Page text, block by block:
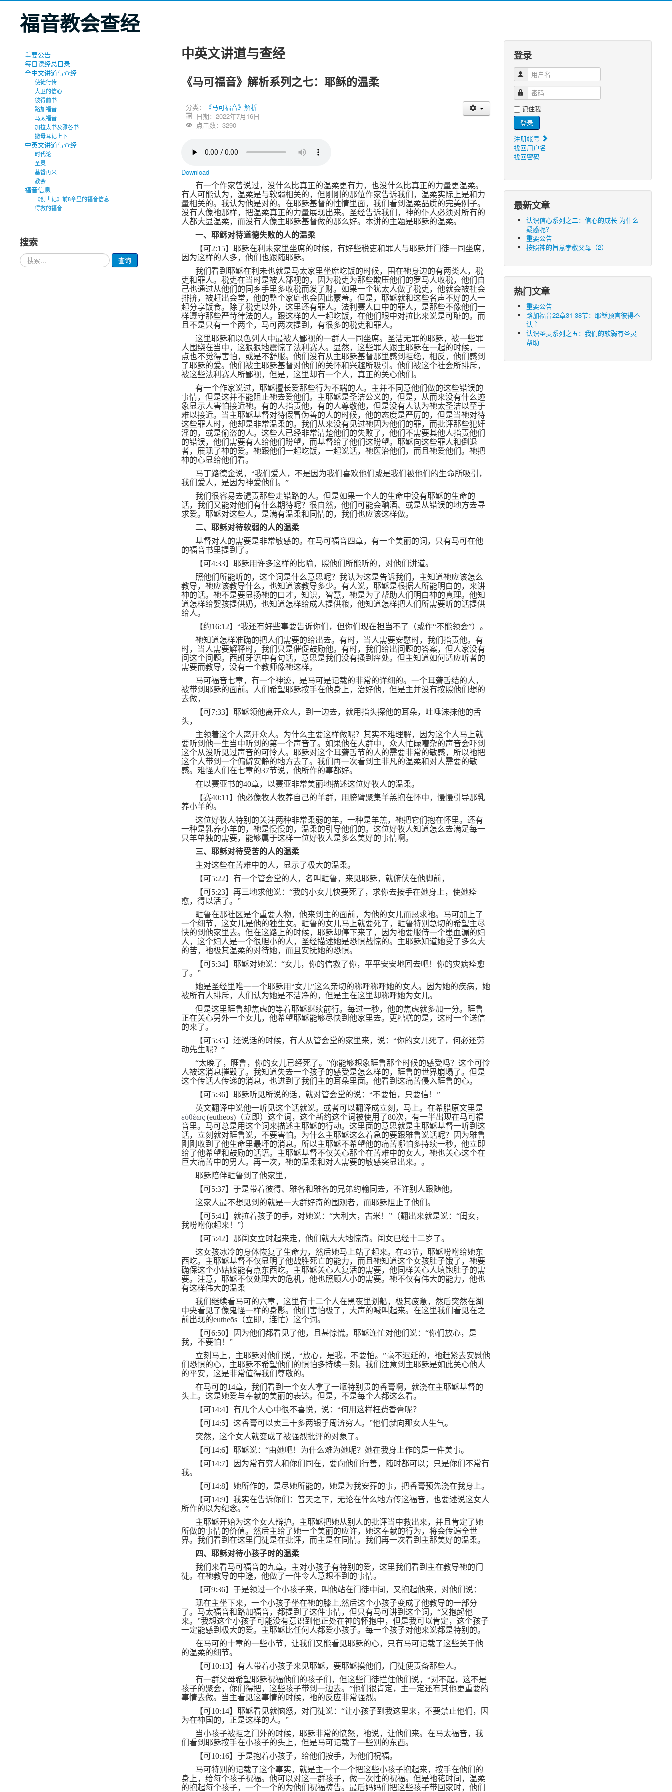
福音教会查经
重要公告
每日读经总目录
全中文讲道与查经
使徒行传
大卫的信心
彼得前书
路加福音
马太福音
加拉太书及雅各书
撒母耳记上下
中英文讲道与查经
时代论
圣灵
基督再来
教会
福音信息
《创世记》前8章里的福音信息
得救的福音
搜索
请
输
查询
中英文讲道与查经
《马可福音》解析系列之七：耶稣的温柔
分类：
《马可福音》解析
日期：2022年7月16日
点击数：3290
Download
有一个作家曾说过，没什么比真正的温柔更有力，也没什么比真正的力量更温柔。
有人可能认为，温柔是与软弱相关的，但刚刚的那位作家告诉我们，温柔实际上是和力
量相关的。我认为他是对的。在耶稣基督的性情里面，我们看到温柔品质的完美例子。
没有人像祂那样，把温柔真正的力量展现出来。圣经告诉我们，神的仆人必须对所有的
人都大显温柔，而没有人像主耶稣基督做的那么好。本讲的主题是耶稣的温柔。
一、耶稣对待道德失败的人的温柔
【可2:15】耶稣在利未家里坐席的时候，有好些税吏和罪人与耶稣并门徒一同坐席，
因为这样的人多，他们也跟随耶稣。
我们看到耶稣在利未也就是马太家里坐席吃饭的时候，围在祂身边的有两类人，税
吏和罪人。税吏在当时是被人鄙视的，因为税吏为那些欺压他们的罗马人收税，他们自
己也通过从他们的同乡手里多收税而发了财。如果一个犹太人做了税吏，他就会被社会
排挤，被赶出会堂，他的整个家庭也会因此蒙羞。但是，耶稣就和这些名声不好的人一
起分享饭食。除了税吏以外，这里还有罪人。法利赛人口中的罪人，是那些不像他们一
样遵守那些严苛律法的人。跟这样的人一起吃饭，在他们眼中对拉比来说是可耻的。而
且不是只有一个两个，马可两次提到，有很多的税吏和罪人。
这里耶稣和以色列人中最被人鄙视的一群人一同坐席。圣洁无罪的耶稣，被一些罪
人围绕在当中，这狠狠地震惊了法利赛人。显然，这些罪人跟主耶稣在一起的时候，一
点也不觉得害怕，或是不舒服。他们没有从主耶稣基督那里感到拒绝，相反，他们感到
了耶稣的爱。他们被主耶稣基督对他们的关怀和兴趣所吸引。他们被这个社会所排斥，
被这些法利赛人所鄙视，但是，这里却有一个人，真正的关心他们。
有一个作家说过，耶稣擅长爱那些行为不端的人。主并不同意他们做的这些错误的
事情，但是这并不能阻止祂去爱他们。主耶稣是圣洁公义的，但是，从而来没有什么迹
象显示人害怕接近祂。有的人指责他，有的人尊敬他，但是没有人认为祂太圣洁以至于
难以接近。当主耶稣基督对待假冒伪善的人的时候，他的态度是严厉的，但是当祂对待
这些罪人时，他却是非常温柔的。我们从来没有见过祂因为他们的罪，而批评那些犯奸
淫的，或是偷盗的人。这些人已经非常清楚他们的失败了，他们不需要其他人指责他们
的错误，他们需要有人给他们盼望，而基督给了他们这盼望。耶稣向这些罪人和倒退
者，展现了神的爱。祂跟他们一起吃饭，一起说话，祂医治他们，而且祂爱他们。祂把
神的心显给他们看。
马丁路德金说，“我们爱人，不是因为我们喜欢他们或是我们被他们的生命所吸引，
我们爱人，是因为神爱他们。”
我们很容易去谴责那些走错路的人。但是如果一个人的生命中没有耶稣的生命的
话，我们又能对他们有什么期待呢？很自然，他们可能会酗酒、或是从错误的地方去寻
求爱。耶稣对这些人，是满有温柔和同情的，我们也应该这样做。
二、耶稣对待软弱的人的温柔
基督对人的需要是非常敏感的。在马可福音四章，有一个美丽的词，只有马可在他
的福音书里提到了。
【可4:33】耶稣用许多这样的比喻，照他们所能听的，对他们讲道。
照他们所能听的，这个词是什么意思呢？我认为这是告诉我们，主知道祂应该怎么
教导，祂应该教导什么，也知道该教导多少。有人说，耶稣是根据人所能明白的，来讲
神的话。祂不是要显扬祂的口才，知识，智慧，祂是为了帮助人们明白神的真理。他知
道怎样给婴孩提供奶，也知道怎样给成人提供粮，他知道怎样把人们所需要听的话提供
给人。
【约16:12】“我还有好些事要告诉你们，但你们现在担当不了（或作“不能领会”）。
祂知道怎样准确的把人们需要的给出去。有时，当人需要安慰时，我们指责他。有
时，当人需要解释时，我们只是催促鼓励他。有时，我们给出问题的答案，但人家没有
问这个问题。西班牙语中有句话，意思是我们没有搔到痒处。但主知道如何适应听者的
需要而教导，没有一个教师像祂这样。
马可福音七章，有一个神迹，是马可是记载的非常的详细的。一个耳聋舌结的人，
被带到耶稣的面前。人们希望耶稣按手在他身上，治好他，但是主并没有按照他们想的
去做，
【可7:33】耶稣领他离开众人，到一边去，就用指头探他的耳朵，吐唾沫抹他的舌
头，
主领着这个人离开众人。为什么主要这样做呢？其实不难理解，因为这个人马上就
要听到他一生当中听到的第一个声音了。如果他在人群中，众人忙碌嘈杂的声音会吓到
这个从没听见过声音的可怜人。耶稣对这个耳聋舌节的人的需要非常的敏感，所以祂把
这个人带到一个偏僻安静的地方去了。我们再一次看到主非凡的温柔和对人需要的敏
感。难怪人们在七章的37节说，他所作的事都好。
在以赛亚书的40章，以赛亚非常美丽地描述这位好牧人的温柔。
【赛40:11 】他必像牧人牧养自己的羊群，用膀臂聚集羊羔抱在怀中，慢慢引导那乳
养小羊的。
这位好牧人特别的关注两种非常柔弱的羊。一种是羊羔，祂把它们抱在怀里。还有
一种是乳养小羊的，祂是慢慢的，温柔的引导他们的。这位好牧人知道怎么去满足每一
只羊单独的需要，能够属于这样一位好牧人是多么美好的事情啊。
三、耶稣对待受苦的人的温柔
主对这些在苦难中的人，显示了极大的温柔。
【可5:22】有一个管会堂的人，名叫睚鲁，来见耶稣，就俯伏在他脚前，
【可5:23】再三地求他说：“我的小女儿快要死了，求你去按手在她身上，使她痊
愈，得以活了。”
睚鲁在那社区是个重要人物，他来到主的面前，为他的女儿而恳求祂。马可加上了
一个细节，这女儿是他的独生女。睚鲁的女儿马上就要死了，睚鲁特别急切的希望主尽
快的到他家里去。但在这路上的时候，耶稣却停下来了，因为祂要服侍一个患血漏的妇
人，这个妇人是一个很胆小的人，圣经描述她是恐惧战惊的。主耶稣知道她受了多么大
的苦，祂极其温柔的对待她，而且安抚她的恐惧。
【可5:34】耶稣对她说：“女儿，你的信救了你，平平安安地回去吧！你的灾病痊愈
了。”
她是圣经里唯一一个耶稣用“女儿”这么亲切的称呼称呼她的女人。因为她的疾病，她
被所有人排斥，人们认为她是不洁净的，但是主在这里却称呼她为女儿。
但是这里睚鲁却焦虑的等着耶稣继续前行。每过一秒，他的焦虑就多加一分。睚鲁
正在关心另外一个女儿，他希望耶稣能够尽快到他家里去。更糟糕的是，这时一个送信
的来了。
【可5:35】还说话的时候，有人从管会堂的家里来，说：“你的女儿死了，何必还劳
动先生呢？”
“太晚了，睚鲁，你的女儿已经死了。”你能够想象睚鲁那个时候的感受吗？这个可怜
人被这消息摧毁了。我知道失去一个孩子的感受是怎么样的，睚鲁的世界崩塌了。但是
这个传话人传递的消息，也进到了我们主的耳朵里面。他看到这痛苦侵入睚鲁的心。
【可5:36】耶稣听见所说的话，就对管会堂的说：“不要怕，只要信！”
英文翻译中说他一听见这个话就说。或者可以翻译成立刻，马上。在希腊原文里是
εὐθέως(eutheōs)（立即）这个词，这个新约这个词被使用了80次，有一半出现在马可福
音里。马可总是用这个词来描述主耶稣的行动。这里面的意思就是主耶稣基督一听到这
话，立刻就对睚鲁说，不要害怕。为什么主耶稣这么着急的要跟雅鲁说话呢？因为雅鲁
刚刚收到了他生命里最坏的消息。所以主耶稣不希望他的痛苦哪怕多持续一秒，他立即
给了他希望和鼓励的话语。主耶稣基督不仅关心那个在苦难中的女人，祂也关心这个在
巨大痛苦中的男人。再一次，祂的温柔和对人需要的敏感突显出来。。
耶稣陪伴睚鲁到了他家里，
【可5:37】于是带着彼得、雅各和雅各的兄弟约翰同去，不许别人跟随他。
这家人最不想见到的就是一大群好奇的围观者，而耶稣阻止了他们。
【可5:41 】就拉着孩子的手，对她说：“大利大，古米！”（翻出来就是说：“闺女，
我吩咐你起来！”）
【可5:42】那闺女立时起来走，他们就大大地惊奇。闺女已经十二岁了。
这女孩冰冷的身体恢复了生命力，然后她马上站了起来。在43节，耶稣吩咐给她东
西吃。主耶稣基督不仅显明了他战胜死亡的能力，而且祂知道这个女孩肚子饿了，祂要
确保这个小姑娘能有点东西吃。主耶稣关心人复活的需要，他同样关心人填饱肚子的需
要。注意，耶稣不仅处理大的危机，他也照顾人小的需要。祂不仅有伟大的能力，他也
有这样伟大的温柔
我们继续看马可的六章，这里有十二个人在黑夜里划船，极其疲惫，然后突然在湖
中央看见了像鬼怪一样的身影。他们害怕极了，大声的喊叫起来。在这里我们看见在之
前出现的eutheōs（立即，连忙）这个词。
【可6:50】因为他们都看见了他，且甚惊慌。耶稣连忙对他们说：“你们放心，是
我，不要怕！”
立刻马上，主耶稣对他们说，“放心，是我，不要怕。”毫不迟延的，祂赶紧去安慰他
们恐惧的心，主耶稣不希望他们的惧怕多持续一刻。我们注意到主耶稣是如此关心他人
的平安，这是非常值得我们尊敬的。
在马可的14章，我们看到一个女人拿了一瓶特别贵的香膏啊，就浇在主耶稣基督的
头上。这是她爱与奉献的美丽的表达。但是，不是每个人都这么看。
【可14:4】有几个人心中很不喜悦，说：“何用这样枉费香膏呢？
【可14:5】这香膏可以卖三十多两银子周济穷人。”他们就向那女人生气。
突然，这个女人就变成了被强烈批评的对象了。
【可14:6】耶稣说：“由她吧！为什么难为她呢？她在我身上作的是一件美事。
【可14:7】因为常有穷人和你们同在，要向他们行善，随时都可以；只是你们不常有
我。
【可14:8】她所作的，是尽她所能的，她是为我安葬的事，把香膏预先浇在我身上。
【可14:9】我实在告诉你们：普天之下，无论在什么地方传这福音，也要述说这女人
所作的以为纪念。”
主耶稣开始为这个女人辩护。主耶稣把她从别人的批评当中救出来，并且肯定了她
所做的事情的价值。然后主给了她一个美丽的应许，她这奉献的行为，将会传遍全世
界。我们看到在这里门徒是在批评，而主是在同情。我们再一次看到主那美好的温柔。
四、耶稣对待小孩子时的温柔
我们来看马可福音的九章。主对小孩子有特别的爱，这里我们看到主在教导祂的门
徒。在祂教导的中途，他做了一件令人意想不到的事情。
【可9:36】于是领过一个小孩子来，叫他站在门徒中间，又抱起他来，对他们说：
现在主坐下来，一个小孩子坐在祂的膝上,然后这个小孩子变成了他教导的一部分
了。马太福音和路加福音，都提到了这件事情，但只有马可讲到这个词，“又抱起他
来。”我想这个小孩子可能没有意识到他正处在神的怀抱中，但是我可以肯定，这个孩子
一定能感到极大的爱。主耶稣比任何人都爱小孩子。每一个孩子对他来说都是特别的。
在马可的十章的一些小节，让我们又能看见耶稣的心，只有马可记载了这些关于他
的温柔的细节。
【可10:13】有人带着小孩子来见耶稣，要耶稣摸他们，门徒便责备那些人。
有一群父母希望耶稣祝福他们的孩子们，但这些门徒拦住他们说，“对不起，这不是
孩子的聚会，你们得把，这些孩子带到一边去。”他们很肯定，主一定还有其他更重要的
事情去做。当主看见这事情的时候，祂的反应非常强烈。
【可10:14】耶稣看见就恼怒，对门徒说：“让小孩子到我这里来，不要禁止他们，因
为在神国的，正是这样的人。”
当小孩子被拒之门外的时候，耶稣非常的愤怒，祂说，让他们来。在马太福音，我
们看到耶稣按手在小孩子的头上，但是马可记载了一些别的东西。
【可10:16】于是抱着小孩子，给他们按手，为他们祝福。
马可特别的记载了这个事实，就是主一个一个把这些小孩子抱起来，按手在他们的
身上，给每个孩子祝福。他可以对这一群孩子，做一次性的祝福。但是祂花时间，温柔
的抱起每个孩子，一个一个的为他们祝福祷告。最后妈妈们把这些孩子带回家时，他们
登录
用户名
密码
记住我
登录
注册帐号
找回用户名
找回密码
最新文章
认识信心系列之二：信心的成长-为什么
疑惑呢？
重要公告
按照神的旨意孝敬父母（2）
热门文章
重要公告
路加福音22章31-38节：耶稣预言彼得不
认主
认识圣灵系列之五：我们的软弱有圣灵
帮助